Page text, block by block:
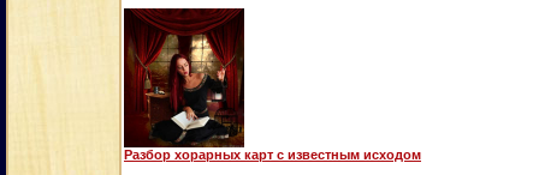
Разбор хорарных карт с известным исходом